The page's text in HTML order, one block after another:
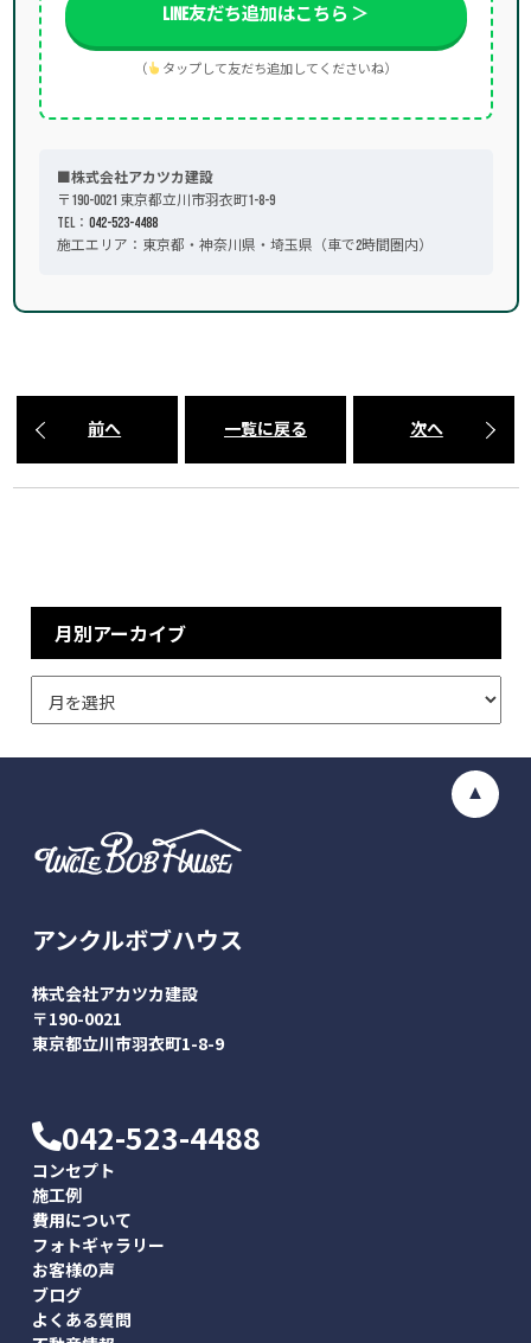
LINE友だち追加はこちら ＞
（ タップして友だち追加してくださいね）
■株式会社アカツカ建設
〒190-0021 東京都立川市羽衣町1-8-9
TEL： 042-523-4488
施工エリア：東京都・神奈川県・埼玉県（車で2時間圏内）
前へ 一覧に戻る 次へ
月別アーカイブ
アンクルボブハウス
株式会社アカツカ建設
〒190-0021
東京都立川市羽衣町1-8-9
042-523-4488
コンセプト
施工例
費用について
フォトギャラリー
お客様の声
ブログ
よくある質問